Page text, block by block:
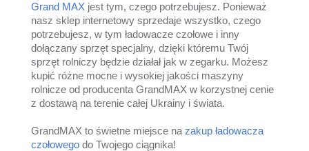
Grand MAX jest tym, czego potrzebujesz. Ponieważ
nasz sklep internetowy sprzedaje wszystko, czego
potrzebujesz, w tym ładowacze czołowe i inny
dołączany sprzęt specjalny, dzięki któremu Twój
sprzęt rolniczy będzie działał jak w zegarku. Możesz
kupić różne mocne i wysokiej jakości maszyny
rolnicze od producenta GrandMAX w korzystnej cenie
z dostawą na terenie całej Ukrainy i świata.
GrandMAX to świetne miejsce nazakup ładowacza
czołowego do Twojego ciągnika!